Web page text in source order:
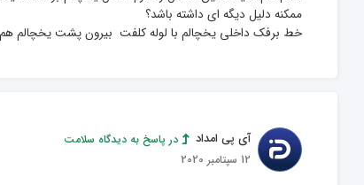
خط برفک داخلی یخچالم با لوله کلفت  بیرون پشت یخچالم
آی پی امداد
در پاسخ به دیدگاه سلامت
12 سپتامبر 2020